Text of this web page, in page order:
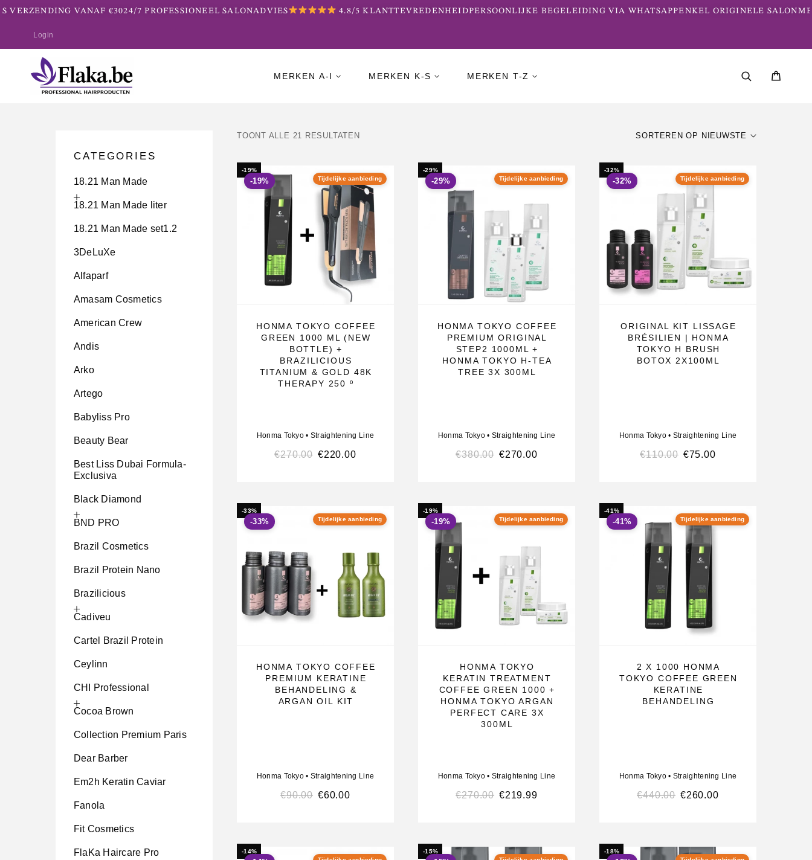
VANAF €30 24/7 PROFESSIONEEL SALONADVIES 4.8/5 KLANTTEVREDENHEIDPERSOONLIJKE BEGELEIDING VIA WHATSAPPENKEL ORIGINELE
Login
MERKEN A-I MERKEN K-S MERKEN T-Z
CATEGORIES
18.21 Man Made
18.21 Man Made liter
18.21 Man Made set1.2
3DeLuXe
Alfaparf
Amasam Cosmetics
American Crew
Andis
Arko
Artego
Babyliss Pro
Beauty Bear
Best Liss Dubai Formula-
Exclusiva
Black Diamond
BND PRO
Brazil Cosmetics
Brazil Protein Nano
Brazilicious
Cadiveu
Cartel Brazil Protein
Ceylinn
CHI Professional
Cocoa Brown
Collection Premium Paris
Dear Barber
Em2h Keratin Caviar
Fanola
Fit Cosmetics
FlaKa Haircare Pro
TOONT ALLE 21 RESULTATEN SORTEREN OP NIEUWSTE
-19%
Tijdelijke aanbieding
-19%
HONMA TOKYO COFFEE
GREEN 1000 ML (NEW
BOTTLE) +
BRAZILICIOUS
TITANIUM & GOLD 48K
THERAPY 250 º
Honma Tokyo • Straightening Line
€270.00 €220.00
-29%
Tijdelijke aanbieding
-29%
HONMA TOKYO COFFEE
PREMIUM ORIGINAL
STEP2 1000ML +
HONMA TOKYO H-TEA
TREE 3X 300ML
Honma Tokyo • Straightening Line
€380.00 €270.00
-32%
Tijdelijke aanbieding
-32%
ORIGINAL KIT LISSAGE
BRÉSILIEN | HONMA
TOKYO H BRUSH
BOTOX 2X100ML
Honma Tokyo • Straightening Line
€110.00 €75.00
-33%
Tijdelijke aanbieding
-33%
HONMA TOKYO COFFEE
PREMIUM KERATINE
BEHANDELING &
ARGAN OIL KIT
Honma Tokyo • Straightening Line
€90.00 €60.00
-19%
Tijdelijke aanbieding
-19%
HONMA TOKYO
KERATIN TREATMENT
COFFEE GREEN 1000 +
HONMA TOKYO ARGAN
PERFECT CARE 3X
300ML
Honma Tokyo • Straightening Line
€270.00 €219.99
-41%
Tijdelijke aanbieding
-41%
2 X 1000 HONMA
TOKYO COFFEE GREEN
KERATINE
BEHANDELING
Honma Tokyo • Straightening Line
€440.00 €260.00
-14%
-15%
-18%